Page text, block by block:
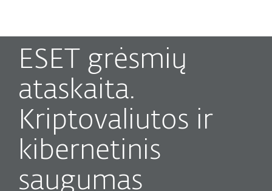
ESET grėsmių
ataskaita.
Kriptovaliutos ir
kibernetinis
saugumas